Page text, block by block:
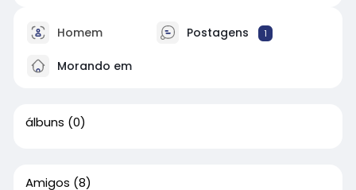
Homem Postagens 1
Morando em
álbuns (0)
Amigos (8)